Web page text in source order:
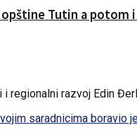
Tutin a potom
regionalni razvoj Edin